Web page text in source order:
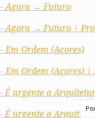
Agora → Futuro
Agora → Futuro |
Ordem (Açores)
Ordem (Açores) |
É urgente a
É urgente a